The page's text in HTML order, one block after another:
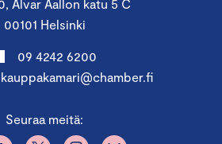
Alvar Aallon katu 5 C
00101 Helsinki
09 4242 6200
Seuraa meitä: